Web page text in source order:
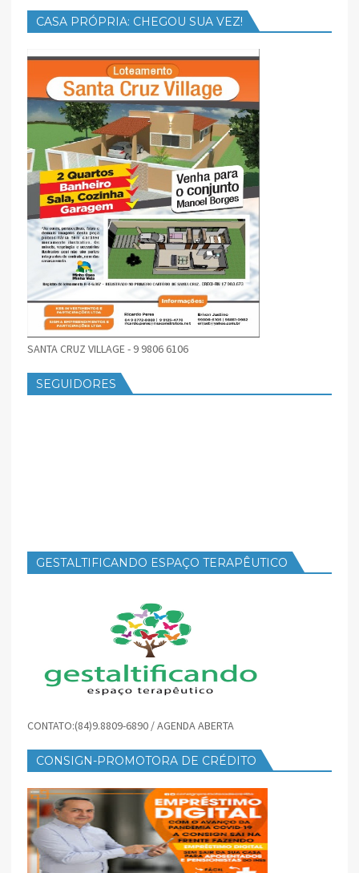
CASA PRÓPRIA: CHEGOU SUA VEZ!
SANTA CRUZ VILLAGE - 9 9806 6106
SEGUIDORES
GESTALTIFICANDO ESPAÇO TERAPÊUTICO
CONTATO:(84)9.8809-6890 / AGENDA ABERTA
CONSIGN-PROMOTORA DE CRÉDITO